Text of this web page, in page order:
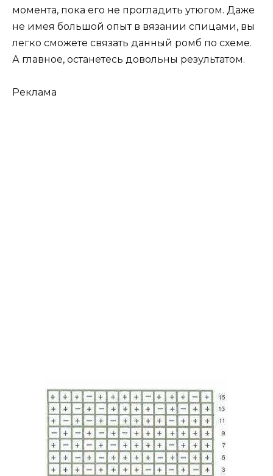
момента, пока его не прогладить утюгом. Даже
не имея большой опыт в вязании спицами, вы
легко сможете связать данный ромб по схеме.
А главное, останетесь довольны результатом.
Реклама